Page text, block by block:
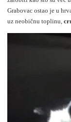
Grabovac ostao je u
uz neobičnu toplinu,